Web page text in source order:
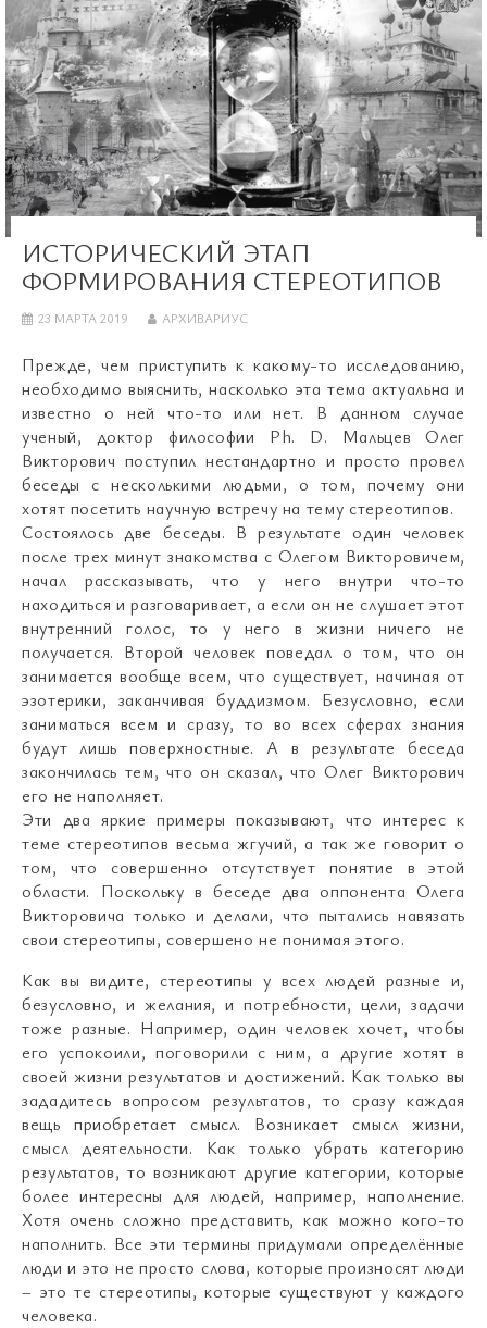
ИСТОРИЧЕСКИЙ ЭТАП
ФОРМИРОВАНИЯ СТЕРЕОТИПОВ
23 МАРТА 2019 АРХИВАРИУС
Прежде, чем приступить к какому-то исследованию,
необходимо выяснить, насколько эта тема актуальна и
известно о ней что-то или нет. В данном случае
ученый, доктор философии Ph. D. Мальцев Олег
Викторович поступил нестандартно и просто провел
беседы с несколькими людьми, о том, почему они
хотят посетить научную встречу на тему стереотипов.
Состоялось две беседы. В результате один человек
после трех минут знакомства с Олегом Викторовичем,
начал рассказывать, что у него внутри что-то
находиться и разговаривает, а если он не слушает этот
внутренний голос, то у него в жизни ничего не
получается. Второй человек поведал о том, что он
занимается вообще всем, что существует, начиная от
эзотерики, заканчивая буддизмом. Безусловно, если
заниматься всем и сразу, то во всех сферах знания
будут лишь поверхностные. А в результате беседа
закончилась тем, что он сказал, что Олег Викторович
его не наполняет.
Эти два яркие примеры показывают, что интерес к
теме стереотипов весьма жгучий, а так же говорит о
том, что совершенно отсутствует понятие в этой
области. Поскольку в беседе два оппонента Олега
Викторовича только и делали, что пытались навязать
свои стереотипы, совершено не понимая этого.
Как вы видите, стереотипы у всех людей разные и,
безусловно, и желания, и потребности, цели, задачи
тоже разные. Например, один человек хочет, чтобы
его успокоили, поговорили с ним, а другие хотят в
своей жизни результатов и достижений. Как только вы
зададитесь вопросом результатов, то сразу каждая
вещь приобретает смысл. Возникает смысл жизни,
смысл деятельности. Как только убрать категорию
результатов, то возникают другие категории, которые
более интересны для людей, например, наполнение.
Хотя очень сложно представить, как можно кого-то
наполнить. Все эти термины придумали определённые
люди и это не просто слова, которые произносят люди
– это те стереотипы, которые существуют у каждого
человека.